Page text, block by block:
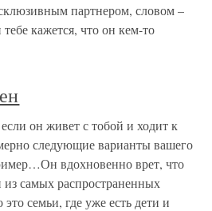
партнером, словом –
кажется, что он кем-то
он живет с тобой и ходит к
следующие варианты вашего
вдохновенно врет, что
самых распространенных
семьи, где уже есть дети и